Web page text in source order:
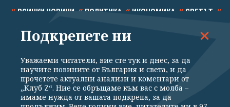
ВСИЧКИ НОВИНИ ПОЛИТИКА ИКОНОМИКА СВЕТЪТ
СПОРТ КУЛТУРА ТЕХНОЛОГИИ КАЛЕЙДОСКОП
Подкрепете ни
Уважаеми читатели, вие сте тук и днес, за да
научите новините от България и света, и да
прочетете актуални анализи и коментари от
„Клуб Z“. Ние се обръщаме към вас с молба –
имаме нужда от вашата подкрепа, за да